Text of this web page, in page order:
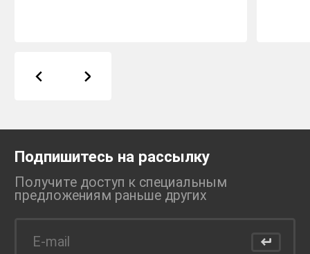
Подпишитесь на рассылку
Получите доступ к специальным
предложениям раньше других